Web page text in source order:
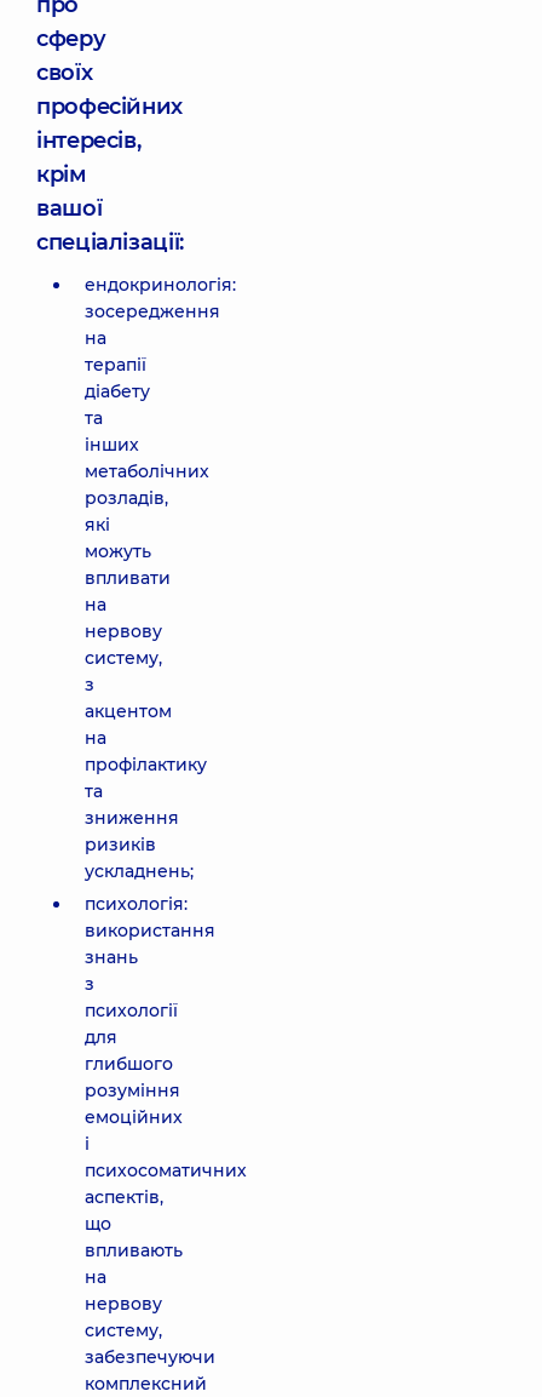
сферу
своїх
професійних
інтересів,
крім
вашої
спеціалізації:
ендокринологія:
зосередження
на
терапії
діабету
та
інших
метаболічних
розладів,
які
можуть
впливати
на
нервову
систему,
з
акцентом
на
профілактику
та
зниження
ризиків
ускладнень;
психологія:
використання
знань
з
психології
для
глибшого
розуміння
емоційних
і
психосоматичних
аспектів,
що
впливають
на
нервову
систему,
забезпечуючи
комплексний